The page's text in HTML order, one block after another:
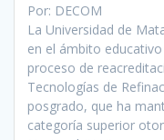
Por: DECOM
La Universidad de
en el ámbito
proceso de
Tecnologías de
posgrado, que ha
categoría superior